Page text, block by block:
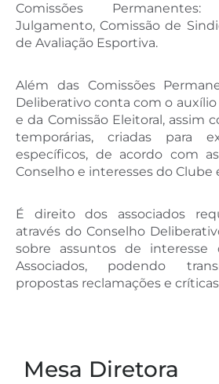
Comissões
Julgamento, Comissão de
de Avaliação Esportiva.
Além das Comissões
Deliberativo conta com o auxílio
e da Comissão Eleitoral, assim
temporárias, criadas para
específicos, de acordo com
Conselho e interesses do Clube
É direito dos associados
através do Conselho
sobre assuntos de
Associados, podendo
propostas reclamações e
Mesa Diretora